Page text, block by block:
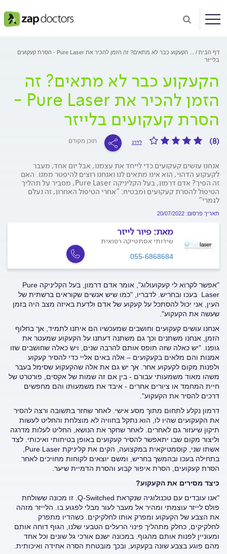
דף הבית
הקעקוע כבר לא מתאים? זה הזמן להכיר את Pure Laser - הסרת קעקועים
בלייזר
הקעקוע כבר לא מתאים? זה
הזמן להכיר את Pure Laser -
הסרת קעקועים בלייזר
(8) לדרג תוכן מקודם
אנחנו עושים קעקועים כדי לייחד את עצמנו, אבל יום אחד, מעבר
לקעקוע הדהוי, הוא אינו מתאים לנו ואנחנו רוצים להיפטר ממנו. האם
זה הפיך? אדם דרמון, בעל הקליניקה Pure Laser, מסביר על תהליך
הטיפול להסרת קעקועים ומבטיח: "אחרי הטיפול האחרון, זה נעלם
לגמרי"
תאריך פרסום: 20/07/2022
מאת: פיור לייזר
שירותי אסתטיקה רפואית
055-6868684
"אפשר לקרוא לי קעקועולוג", אומר אדם דרמון, בעל הקליניקה Pure
Laser בעכו ובחריש. לדבריו, "כמו שיש אנשים שקוראים ברשתית של
העין, אני יכול להסתכל על קעקוע של אדם ולדעת באיזה מצב היה בזמן
שעשה את הקעקוע".
אנחנו עושים קעקועים וחושבים שמעכשיו הם איתנו לתמיד, אך בחלוף
הזמן, אנחנו משתנים וכך גם משתנה דעתנו על הקעקוע שמעטר את
גופנו. "יש כאלה שזה תופס אותם להרבה שנים, ויש כאלה שחושבים שזו
אמנות והם מלאים בקעקועים – אלה באים אליי כדי להסיר קעקוע
ולפנות מקום לקעקוע אחר. אך יש גם את אלה שהקעקוע שסימל בעבר
משהו מאוד משמעותי עבורם - בין אם זה שמות של אקסים, פורטרט של
חיית המחמד או ציורים אחרים - איבד את משמעותו והם מחפשים
דרכים להסיר את הקעקוע".
דרמון נקלע לתחום מתוך מסע אישי. לאחר שחזר בתשובה ורצה להסיר
את הקעקועים שהיו לו, הוא נתקל בחוויה לא מוצלחת והחליט לעשות
תיקון שיעזור גם לאחרים. לאחר שחקר את הנושא, החליט לעלות מדרגה
וליצור מקום שבו יתאפשר להסיר קעקועים באופן בטיחותי ואיכותי. לצד
בתחילה בעכו ובהמשך בחריש, ומשם יוצאים לקוחות מחויכים לאחר
הסרת קעקועים, הסרת איפור קבוע והסרת הדמיית שיער.
כיצד מסירים את הקעקוע?
"אנו עובדים עם טכנולוגיה שנקראת Q-Switched . זו מכונה ששולחת
פולס לייזר עוצמתי ומהיר אל מעבר לעור מבלי לפגוע בו. הלייזר מזהה
את הצבע של הקעקוע ומפרק אותו לחלקיקים. כשהדיו מתפרק
לחלקיקים, כחלק מתהליך פינוי הרעלים הטבעי שלנו, הגוף דוחה אותם
ומעוניין לפנות אותם מהגוף. במכונה ישנם אורכי גל שונים וכל אחד
מהם פוגע בצבע שונה בקעקוע, ובכך מובטחת הסרה אחידה ואיכותית.